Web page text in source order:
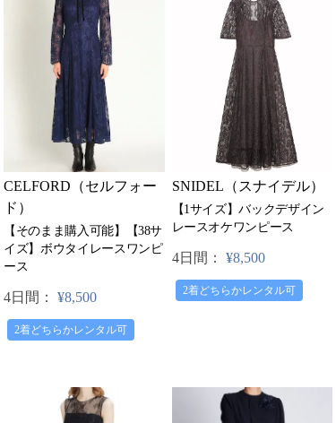
CELFORD（セルフォー
ド）
【そのまま購入可能】【38サ
イズ】ボウタイレースワンピ
ース
4日間： ¥8,500
2着どちらかレンタル可
SNIDEL（スナイデル）
【1サイズ】バックデザイン
レースオケワンピース
4日間： ¥8,500
2着どちらかレンタル可